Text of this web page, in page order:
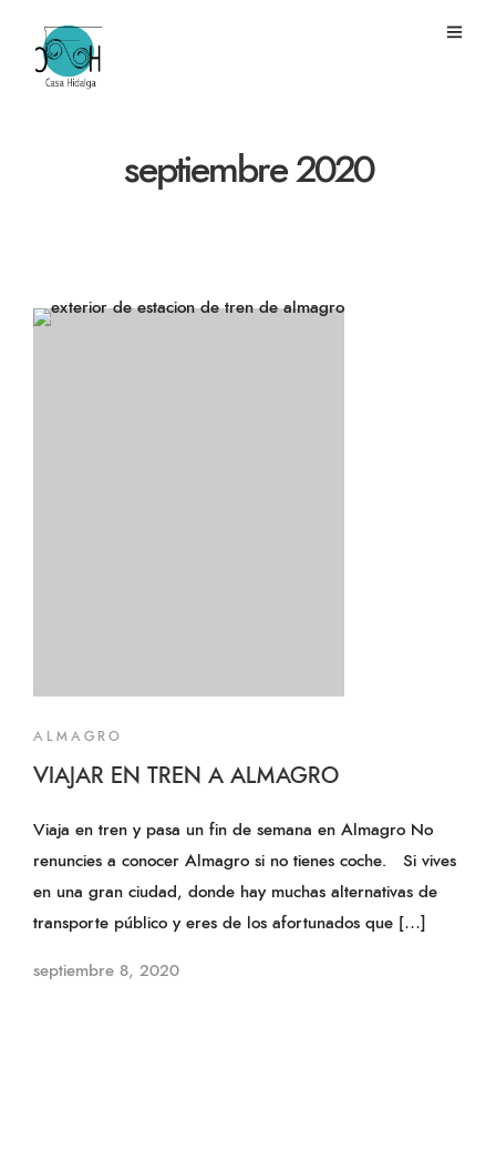
septiembre 2020
ALMAGRO
VIAJAR EN TREN A ALMAGRO
Viaja en tren y pasa un fin de semana en Almagro No
renuncies a conocer Almagro si no tienes coche. Si vives
en una gran ciudad, donde hay muchas alternativas de
transporte público y eres de los afortunados que […]
septiembre 8, 2020